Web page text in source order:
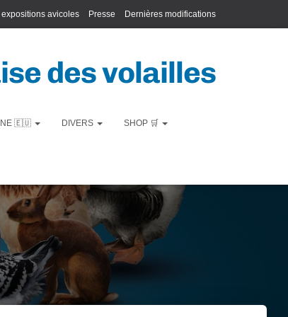
avicoles Presse Dernières modifications
des volailles
🇪🇺 DIVERS SHOP 🛒